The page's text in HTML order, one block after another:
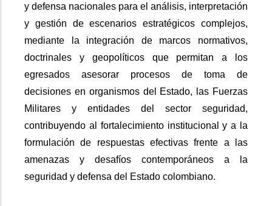
y defensa nacionales para el análisis, interpretación
y gestión de escenarios estratégicos complejos,
mediante la integración de marcos normativos,
doctrinales y geopolíticos que permitan a los
egresados asesorar procesos de toma de
decisiones en organismos del Estado, las Fuerzas
Militares y entidades del sector seguridad,
contribuyendo al fortalecimiento institucional y a la
formulación de respuestas efectivas frente a las
amenazas y desafíos contemporáneos a la
seguridad y defensa del Estado colombiano.